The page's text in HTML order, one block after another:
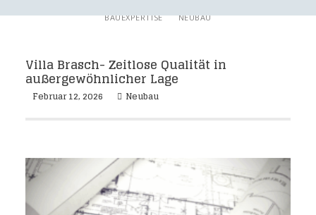
BAUEXPERTISE
NEUBAU
Villa Brasch- Zeitlose Qualität in
außergewöhnlicher Lage
Februar 12, 2026 Neubau